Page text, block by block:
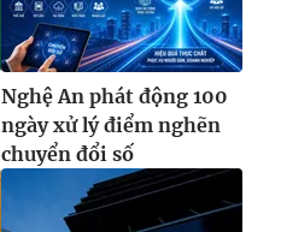
Nghệ An phát động 100
ngày xử lý điểm nghẽn
chuyển đổi số